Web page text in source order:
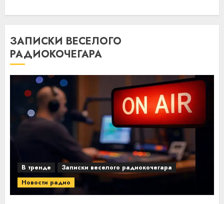
ЗАПИСКИ ВЕСЕЛОГО
РАДИОКОЧЕГАРА
В тренде
Записки веселого радиокочегара
Новости радио